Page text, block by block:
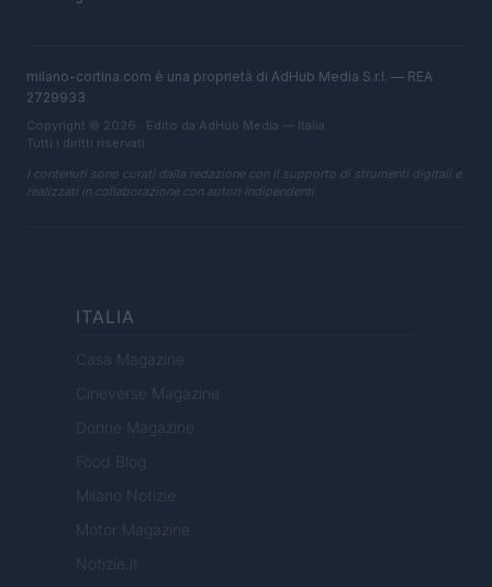
milano-cortina.com è una proprietà di AdHub Media S.r.l. — REA
2729933
Copyright © 2026 · Edito da AdHub Media — Italia
Tutti i diritti riservati
I contenuti sono curati dalla redazione con il supporto di strumenti digitali e
realizzati in collaborazione con autori indipendenti.
ITALIA
Casa Magazine
Cineverse Magazine
Donne Magazine
Food Blog
Milano Notizie
Motor Magazine
Notizie.it